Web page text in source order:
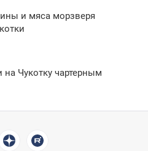
и мяса морзверя
на Чукотку чартерным